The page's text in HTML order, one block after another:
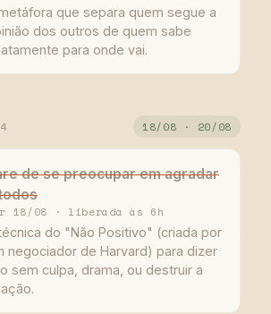
que separa quem segue a
dos outros de quem sabe
para onde vai.
18/08 · 20/08
de se preocupar em agradar
18/08 · liberada às 6h
do "Não Positivo" (criada por
negociador de Harvard) para dizer
sem culpa, drama, ou destruir a